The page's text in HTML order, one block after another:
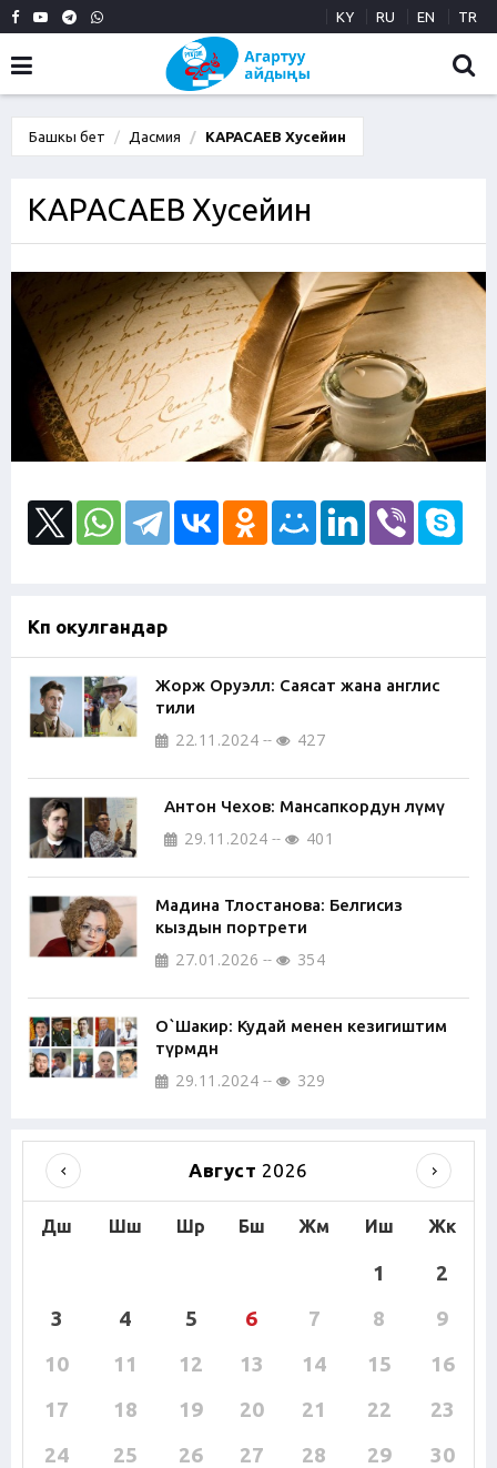
KY RU EN TR
Башкы бет Дасмия КАРАСАЕВ Хусейин
КАРАСАЕВ Хусейин
Көп окулгандар
Жорж Оруэлл: Саясат жана англис
тили
22.11.2024 427
Антон Чехов: Мансапкордун өлүмү
29.11.2024 401
Мадина Тлостанова: Белгисиз
кыздын портрети
27.01.2026 354
О`Шакир: Кудай менен кезигиштим
түрмөдөн
29.11.2024 329
Август 2026
Дш Шш Шр Бш Жм Иш Жк
1
2
3
4 5 6 7 8
9
10
11 12 13 14 15
16
17
18 19 20 21 22
23
24
25 26 27 28 29
30